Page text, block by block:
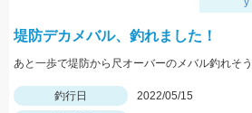
堤防デカメバル、釣れました！
釣行日
2022/05/15